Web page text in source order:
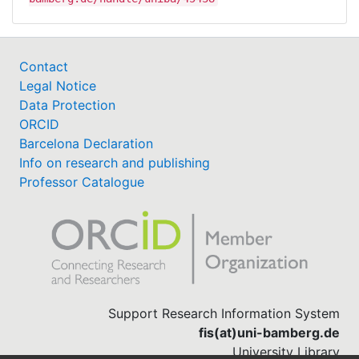
Contact
Legal Notice
Data Protection
ORCID
Barcelona Declaration
Info on research and publishing
Professor Catalogue
Support Research Information System
fis(at)uni-bamberg.de
University Library